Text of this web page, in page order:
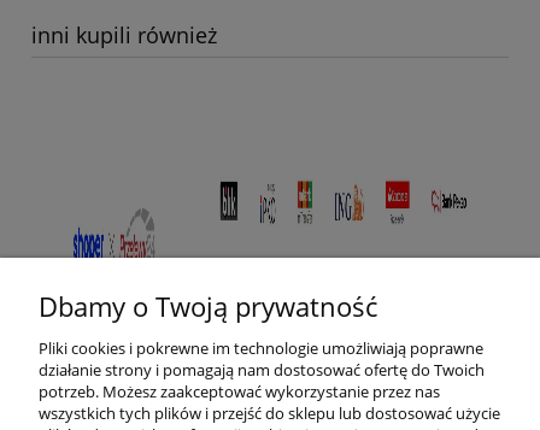
inni kupili również
Dbamy o Twoją prywatność
Pliki cookies i pokrewne im technologie umożliwiają poprawne
działanie strony i pomagają nam dostosować ofertę do Twoich
potrzeb. Możesz zaakceptować wykorzystanie przez nas
wszystkich tych plików i przejść do sklepu lub dostosować użycie